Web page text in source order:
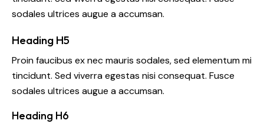
sodales ultrices augue a accumsan.
Heading H5
Proin faucibus ex nec mauris sodales, sed elementum mi
tincidunt. Sed viverra egestas nisi consequat. Fusce
sodales ultrices augue a accumsan.
Heading H6